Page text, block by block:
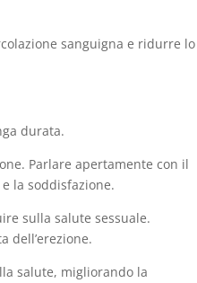
sanguigna e ridurre lo
durata.
Parlare apertamente con il
la soddisfazione.
sulla salute sessuale.
dell’erezione.
salute, migliorando la